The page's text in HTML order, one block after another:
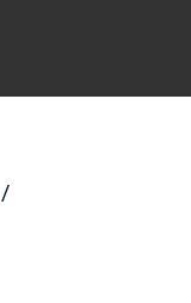
/